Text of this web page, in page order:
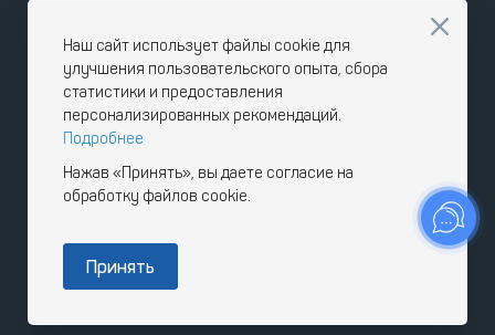
9:00 - 18:00
Наш сайт использует файлы cookie для
улучшения пользовательского опыта, сбора
статистики и предоставления
персонализированных рекомендаций.
Подробнее
Нажав «Принять», вы даете согласие на
обработку файлов cookie.
Принять